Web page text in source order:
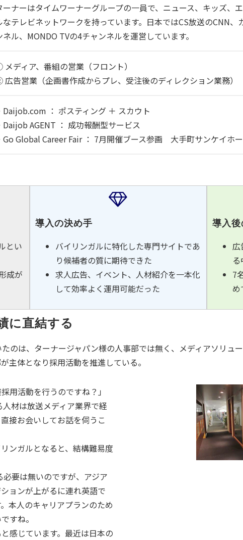
ーナーはタイムワーナーグループの一員で、ニュース、キッズ、
なテレビネットワークを持っています。日本ではCS放送のCNN、
ネル、MONDO TVの4チャンネルを運営しています。
ディア、番組の営業（フロント）
告営業（企画書作成からプレ、受注後のディレクション業務）
Daijob.com ： ポスティング ＋ スカウト
Daijob AGENT ： 成功報酬型サービス
Go Global Career Fair ： 7月開催ブース参画 大手町サンケイホ
とい
成が
導入の決め手
バイリンガルに特化した専門サイトであ
り候補者の質に期待できた
求人広告、イベント、人材紹介を一本化
して効率よく運用可能だった
導入
7
に直結する
のは、ターナージャパン様の人事部では無く、メディアソリュ
主体となり採用活動を推進している。
活動を行うのですね？」
材は放送メディア業界で経
接お会いしてお話を伺うこ
ンガルとなると、結構難易度
要は無いのですが、アジア
ョンが上がるに連れ英語で
本人のキャリアプランのため
すね。
感じています。最近は日本の